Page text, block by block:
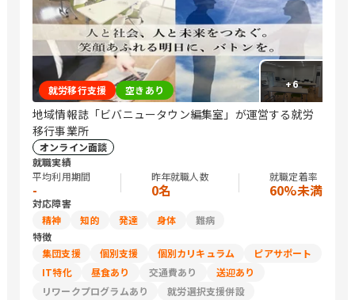
+6
就労移行支援 空きあり
地域情報誌「ビバニュータウン編集室」が運営する就労
移行事業所
オンライン面談
就職実績
平均利用期間
-
昨年就職人数
0名
就職定着率
60%未満
対応障害
精神
知的 発達 身体
難病
特徴
集団支援
個別支援 個別カリキュラム
ピアサポート
IT特化
昼食あり 交通費あり
送迎あり
リワークプログラムあり
就労選択支援併設